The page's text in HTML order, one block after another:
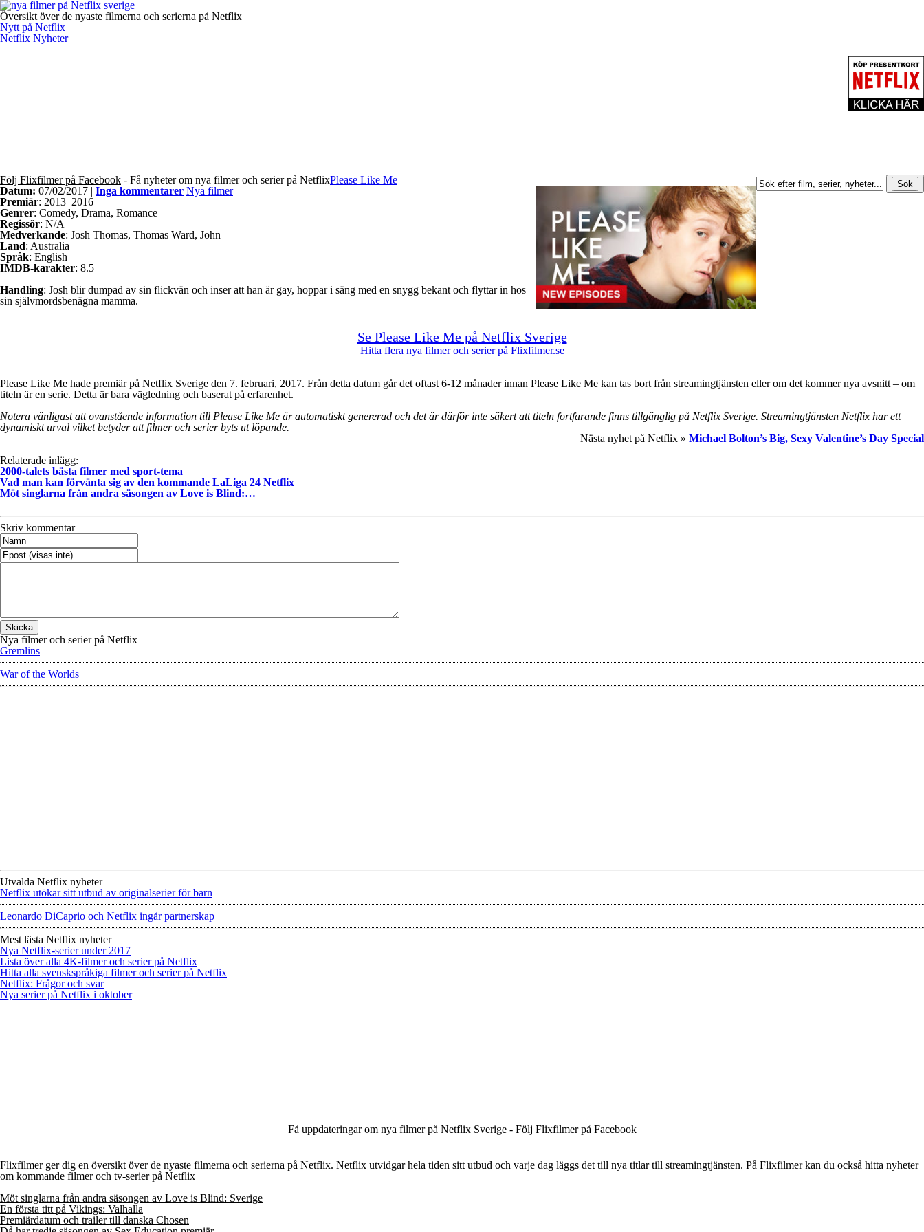
Översikt över de nyaste filmerna och serierna på Netflix
Nytt på Netflix
Netflix Nyheter
Följ Flixfilmer på Facebook - Få nyheter om nya filmer och serier på NetflixPlease Like Me
Datum: 07/02/2017 | Inga kommentarer Nya filmer
Premiär: 2013–2016
Genrer: Comedy, Drama, Romance
Regissör: N/A
Medverkande: Josh Thomas, Thomas Ward, John
Land: Australia
Språk: English
IMDB-karakter: 8.5
Handling: Josh blir dumpad av sin flickvän och inser att han är gay, hoppar i säng med en snygg bekant och flyttar in hos
sin självmordsbenägna mamma.
Se Please Like Me på Netflix Sverige
Hitta flera nya filmer och serier på Flixfilmer.se
Please Like Me hade premiär på Netflix Sverige den 7. februari, 2017. Från detta datum går det oftast 6-12 månader innan Please Like Me kan tas bort från streamingtjänsten eller om det kommer nya avsnitt – om
titeln är en serie. Detta är bara vägledning och baserat på erfarenhet.
Notera vänligast att ovanstående information till Please Like Me är automatiskt genererad och det är därför inte säkert att titeln fortfarande finns tillgänglig på Netflix Sverige. Streamingtjänsten Netflix har ett
dynamiskt urval vilket betyder att filmer och serier byts ut löpande.
Nästa nyhet på Netflix » Michael Bolton’s Big, Sexy Valentine’s Day Special
Relaterade inlägg:
2000-talets bästa filmer med sport-tema
Vad man kan förvänta sig av den kommande LaLiga 24 Netflix
Möt singlarna från andra säsongen av Love is Blind:…
Skriv kommentar
Nya filmer och serier på Netflix
Gremlins
War of the Worlds
Utvalda Netflix nyheter
Netflix utökar sitt utbud av originalserier för barn
Leonardo DiCaprio och Netflix ingår partnerskap
Mest lästa Netflix nyheter
Nya Netflix-serier under 2017
Lista över alla 4K-filmer och serier på Netflix
Hitta alla svenskspråkiga filmer och serier på Netflix
Netflix: Frågor och svar
Nya serier på Netflix i oktober
Få uppdateringar om nya filmer på Netflix Sverige - Följ Flixfilmer på Facebook
Flixfilmer ger dig en översikt över de nyaste filmerna och serierna på Netflix. Netflix utvidgar hela tiden sitt utbud och varje dag läggs det till nya titlar till streamingtjänsten. På Flixfilmer kan du också hitta nyheter
om kommande filmer och tv-serier på Netflix
Möt singlarna från andra säsongen av Love is Blind: Sverige
En första titt på Vikings: Valhalla
Premiärdatum och trailer till danska Chosen